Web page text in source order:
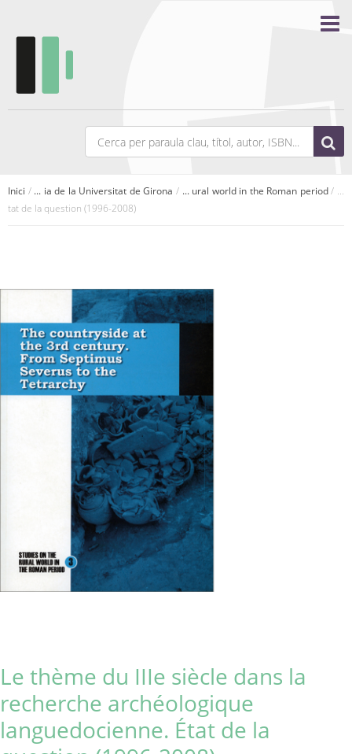
Inici / ... ia de la Universitat de Girona / ... ural world in the Roman period/ ...
tat de la question (1996-2008)
Le thème du IIIe siècle dans la
recherche archéologique
languedocienne. État de la